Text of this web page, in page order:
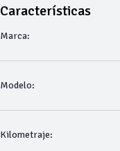
Características
Marca:
Modelo:
Kilometraje: